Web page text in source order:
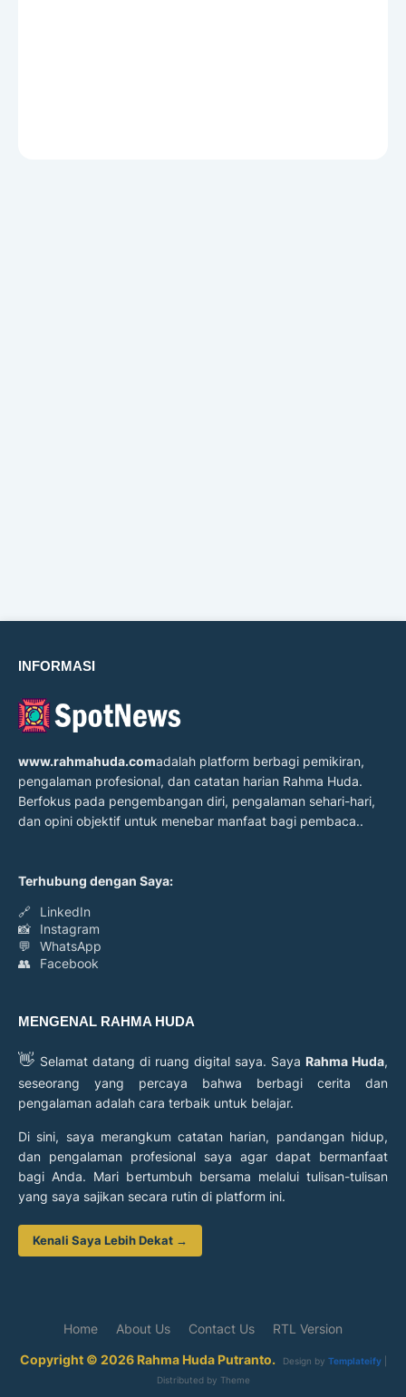
INFORMASI
www.rahmahuda.comadalah platform berbagi pemikiran,
pengalaman profesional, dan catatan harian Rahma Huda.
Berfokus pada pengembangan diri, pengalaman sehari-hari,
dan opini objektif untuk menebar manfaat bagi pembaca..
Terhubung dengan Saya:
🔗
LinkedIn
📸
Instagram
💬
WhatsApp
👥
Facebook
MENGENAL RAHMA HUDA
👋 Selamat datang di ruang digital saya. Saya Rahma Huda,
seseorang yang percaya bahwa berbagi cerita dan
pengalaman adalah cara terbaik untuk belajar.
Di sini, saya merangkum catatan harian, pandangan hidup,
dan pengalaman profesional saya agar dapat bermanfaat
bagi Anda. Mari bertumbuh bersama melalui tulisan-tulisan
yang saya sajikan secara rutin di platform ini.
Kenali Saya Lebih Dekat →
Copyright © 2026 Rahma Huda Putranto. Design by Templateify|
Distributed by Theme
Home About Us Contact Us RTL Version